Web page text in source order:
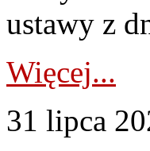
ustawy z
Więcej...
31 lipca